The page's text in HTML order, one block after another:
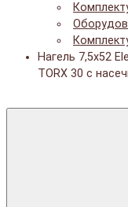
Нагель 7,5х52
TORX 30 с